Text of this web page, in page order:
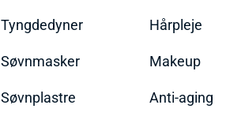
Tyngdedyner
Søvnmasker
Søvnplastre
Hårpleje
Makeup
Anti-aging